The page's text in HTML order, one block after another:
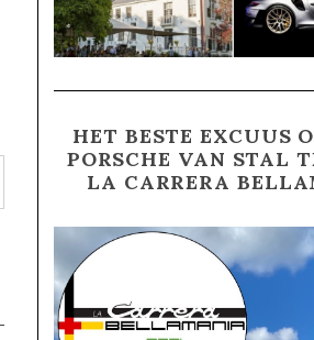
HET BESTE EXCUUS
PORSCHE VAN STAL
LA CARRERA